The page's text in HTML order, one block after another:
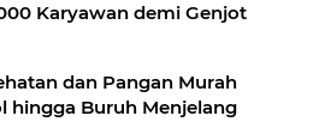
Karyawan demi Genjot
dan Pangan Murah
hingga Buruh Menjelang